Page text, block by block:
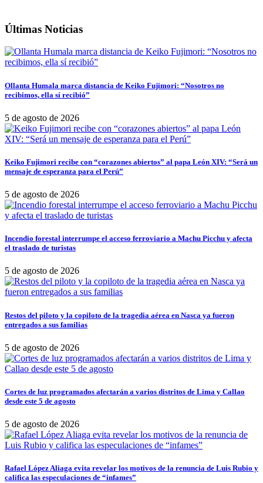
Últimas Noticias
Ollanta Humala marca distancia de Keiko Fujimori: “Nosotros no
recibimos, ella sí recibió”
5 de agosto de 2026
Keiko Fujimori recibe con “corazones abiertos” al papa León XIV: “Será un
mensaje de esperanza para el Perú”
5 de agosto de 2026
Incendio forestal interrumpe el acceso ferroviario a Machu Picchu y afecta
el traslado de turistas
5 de agosto de 2026
Restos del piloto y la copiloto de la tragedia aérea en Nasca ya fueron
entregados a sus familias
5 de agosto de 2026
Cortes de luz programados afectarán a varios distritos de Lima y Callao
desde este 5 de agosto
5 de agosto de 2026
Rafael López Aliaga evita revelar los motivos de la renuncia de Luis Rubio y
califica las especulaciones de “infames”